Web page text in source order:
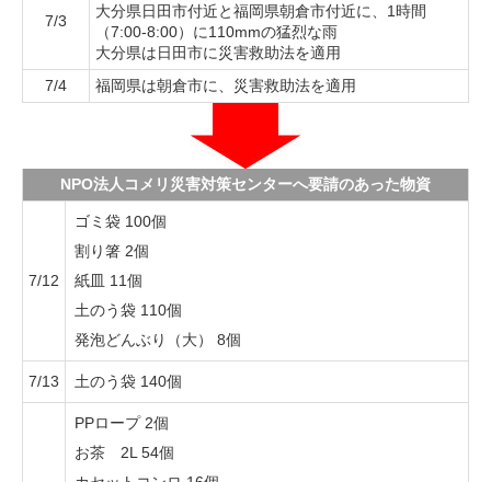
7/3
大分県日田市付近と福岡県朝倉市付近に、1時間
（7:00-8:00）に110mmの猛烈な雨
大分県は日田市に災害救助法を適用
7/4
福岡県は朝倉市に、災害救助法を適用
NPO法人コメリ災害対策センターへ要請のあった物資
7/12
ゴミ袋 100個
割り箸 2個
紙皿 11個
土のう袋 110個
発泡どんぶり（大） 8個
7/13 土のう袋 140個
PPロープ 2個
お茶 2L 54個